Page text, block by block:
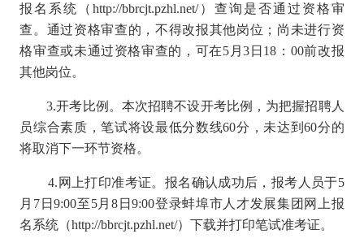
报名系统（http://bbrcjt.pzhl.net/）查询是否通过资格审
查。通过资格审查的，不得改报其他岗位；尚未进行资
格审查或未通过资格审查的，可在5月3日18：00前改报
其他岗位。
3.开考比例。本次招聘不设开考比例，为把握招聘人
员综合素质，笔试将设最低分数线60分，未达到60分的
将取消下一环节资格。
4.网上打印准考证。报名确认成功后，报考人员于5
月7日9:00至5月8日9:00登录蚌埠市人才发展集团网上报
名系统（http://bbrcjt.pzhl.net/）下载并打印笔试准考证。